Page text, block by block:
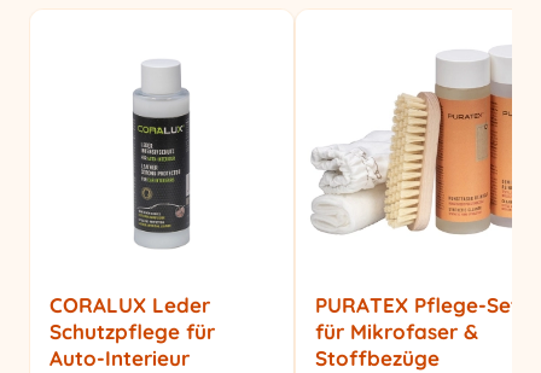
CORALUX Leder
Schutzpflege für
Auto-Interieur
PURATEX Pflege-Set
für Mikrofaser &
Stoffbezüge